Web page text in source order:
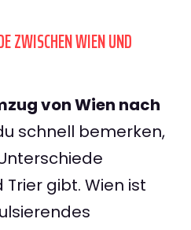
ZWISCHEN WIEN UND
von Wien nach
schnell bemerken,
Trier gibt. Wien ist